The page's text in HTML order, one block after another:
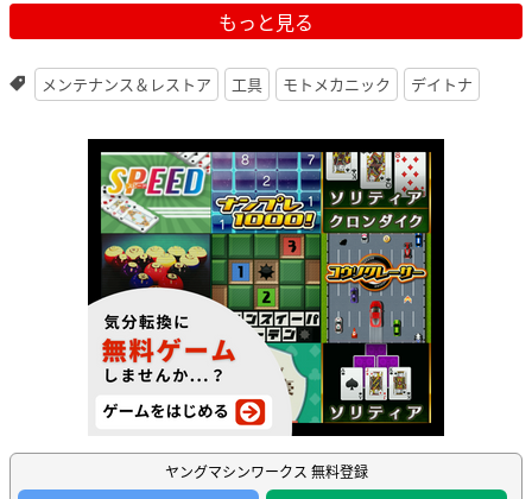
もっと見る
メンテナンス＆レストア 工具 モトメカニック デイトナ
ヤングマシンワークス 無料登録